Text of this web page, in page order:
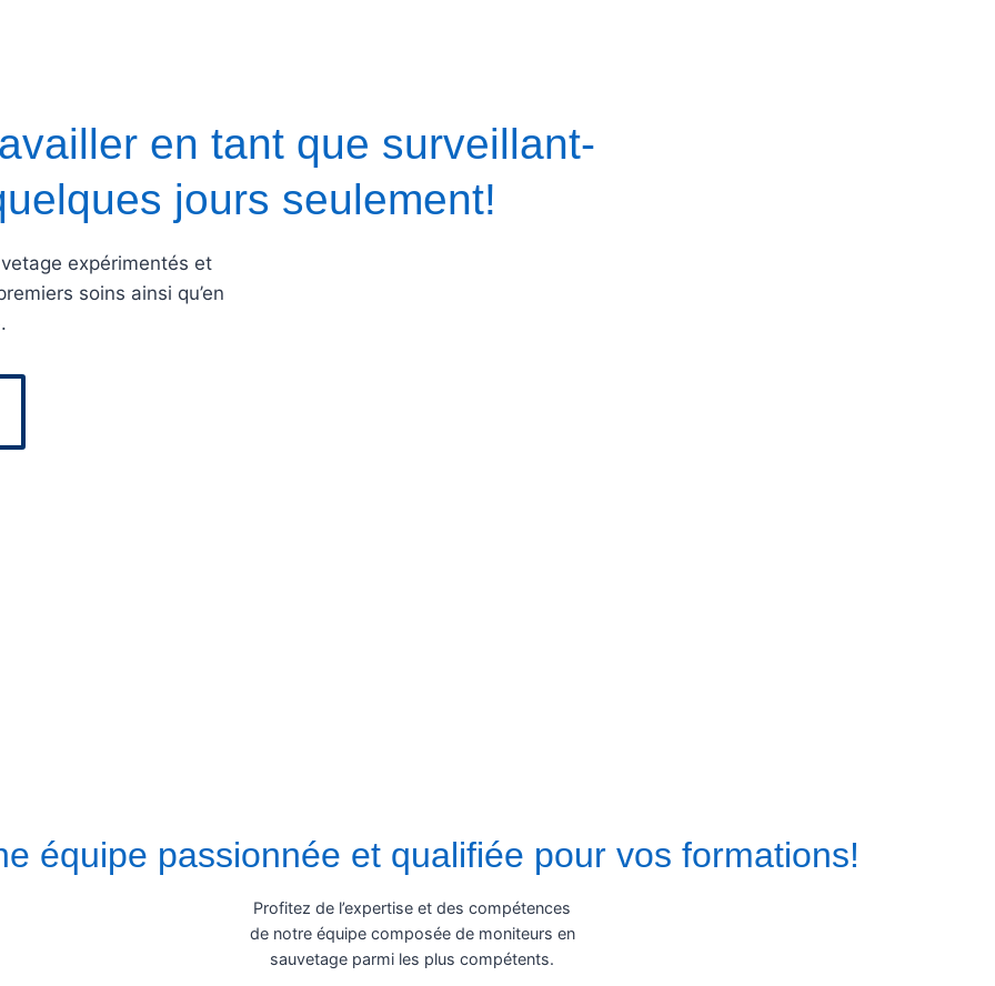
en tant que surveillant-
jours seulement!
expérimentés et
soins ainsi qu’en
équipe passionnée et qualifiée pour vos formations!
Profitez de l’expertise et des compétences
de notre équipe composée de moniteurs en
sauvetage parmi les plus compétents.